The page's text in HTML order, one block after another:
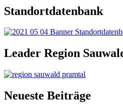
Standortdatenbank
Leader Region
Neueste Beiträge